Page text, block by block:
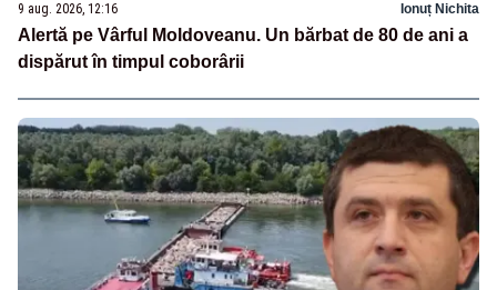
9 aug. 2026, 12:16 Ionuț Nichita
Alertă pe Vârful Moldoveanu. Un bărbat de 80 de ani a
dispărut în timpul coborârii